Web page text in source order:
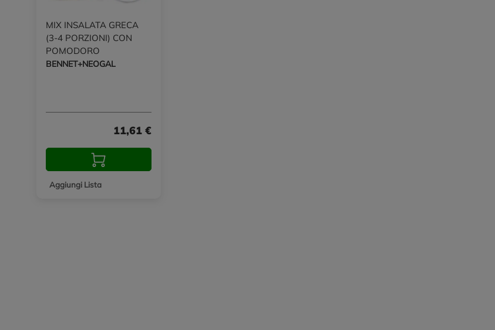
MIX INSALATA GRECA
(3-4 PORZIONI) CON
POMODORO
DATTERINO
BENNET+NEOGAL
11,61 €
Aggiungi Lista